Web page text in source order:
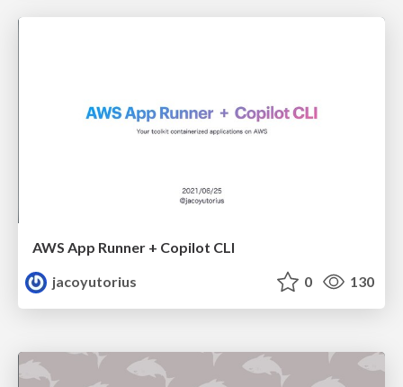
AWS App Runner + Copilot CLI
jacoyutorius
0 130